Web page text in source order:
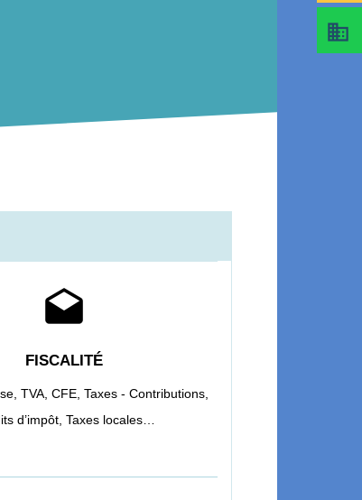
drafts
FISCALITÉ
TVA, CFE, Taxes - Contributions,
d’impôt, Taxes locales…
business